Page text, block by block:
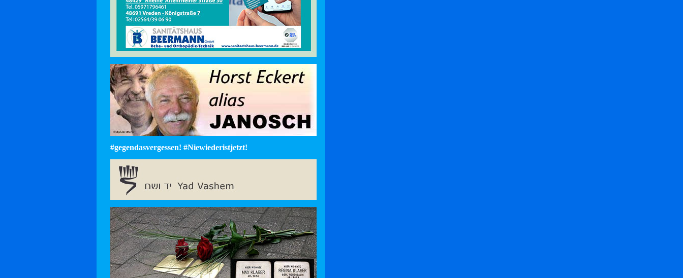
#gegendasvergessen! #Niewiederistjetzt!